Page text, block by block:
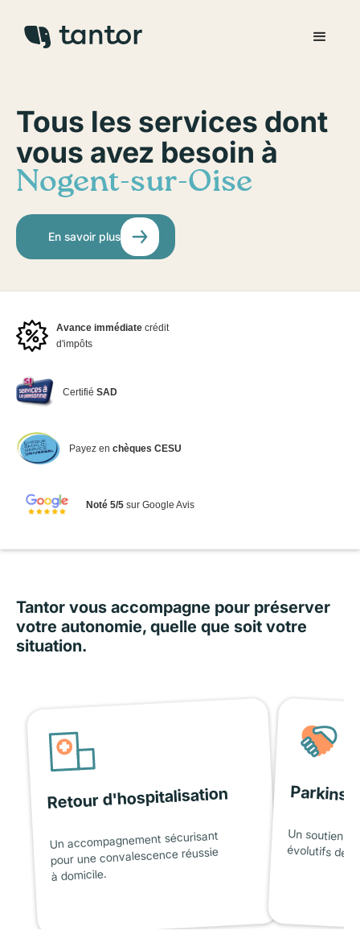
Tous les services dont
vous avez besoin à
Nogent-sur-Oise
En savoir plus
Avance immédiate crédit
d'impôts
CertifiéSAD
Payez en chèques CESU
Noté 5/5sur Google Avis
Tantor vous accompagne pour préserver
votre autonomie, quelle que soit votre
situation.
Retour d'hospitalisation
Un accompagnement sécurisant
pour une convalescence réussie
à domicile.
Un soutien
évolutifs de